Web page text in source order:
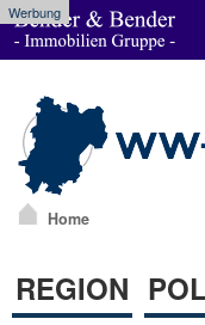
Werbung
Home
REGION